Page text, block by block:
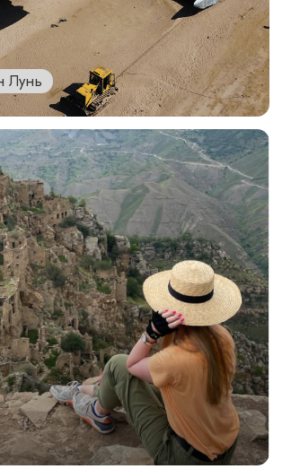
10%